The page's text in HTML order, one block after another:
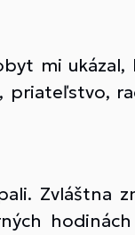
mi
priateľstvo,
Zvláštna